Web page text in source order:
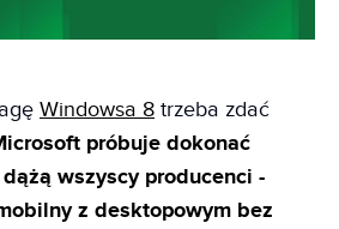
Windowsa 8 trzeba zdać
próbuje dokonać
wszyscy producenci -
z desktopowym bez